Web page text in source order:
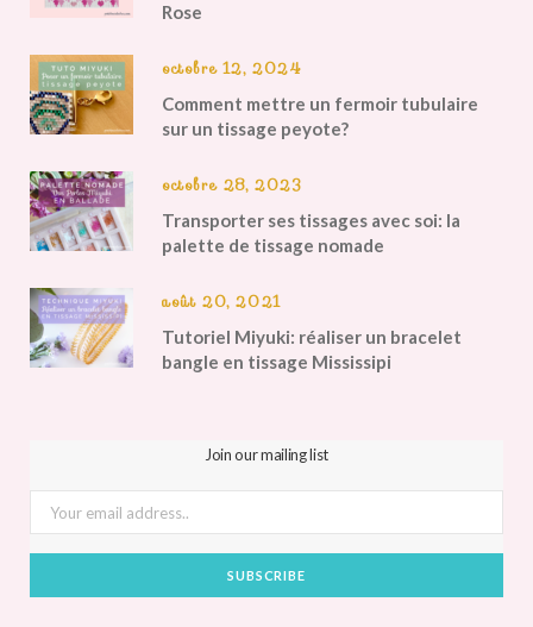
Rose
octobre 12, 2024
Comment mettre un fermoir tubulaire
sur un tissage peyote?
octobre 28, 2023
Transporter ses tissages avec soi: la
palette de tissage nomade
août 20, 2021
Tutoriel Miyuki: réaliser un bracelet
bangle en tissage Mississipi
Join our mailing list